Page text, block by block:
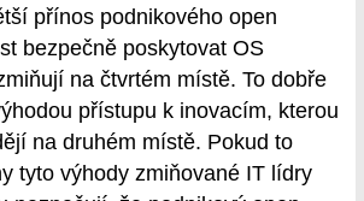
přínos podnikového open
bezpečně poskytovat OS
na čtvrtém místě. To dobře
přístupu k inovacím, kterou
na druhém místě. Pokud to
tyto výhody zmiňované IT lídry